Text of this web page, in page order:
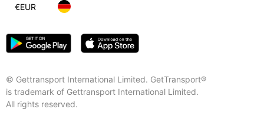
© Gettransport International Limited. GetTransport®
is trademark of Gettransport International Limited.
All rights reserved.
€EUR